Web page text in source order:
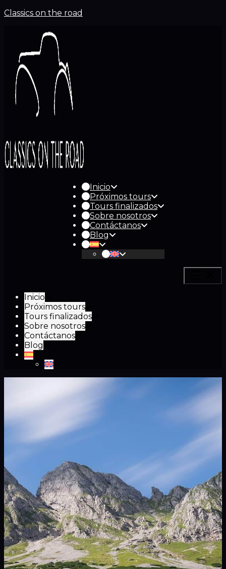
Classics on the road
Inicio
Próximos tours
Tours finalizados
Sobre nosotros
Contáctanos
Blog
Inicio
Próximos tours
Tours finalizados
Sobre nosotros
Contáctanos
Blog